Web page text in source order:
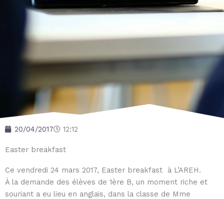
20/04/2017 12:12
Easter breakfast
Ce vendredi 24 mars 2017, Easter breakfast à L’AREH.
À la demande des élèves de 1ère B, un moment riche et
souriant a eu lieu en anglais, dans la classe de Mme